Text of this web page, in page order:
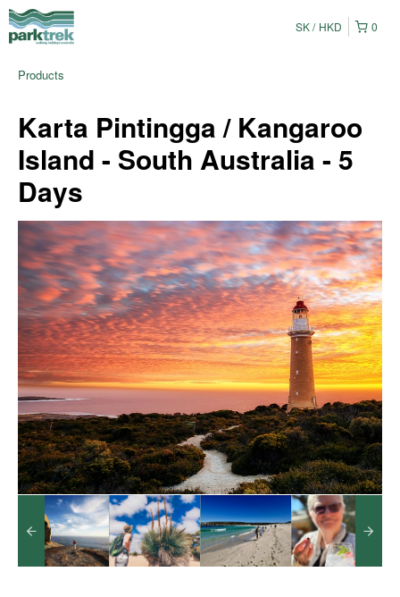
0
SK HKD
Products
Karta Pintingga / Kangaroo
Island - South Australia - 5
Days